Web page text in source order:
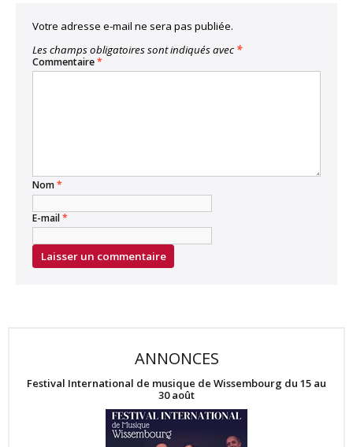
Votre adresse e-mail ne sera pas publiée.
Les champs obligatoires sont indiqués avec *
Commentaire*
Nom*
E-mail*
ANNONCES
Festival International de musique de Wissembourg du 15 au
30 août